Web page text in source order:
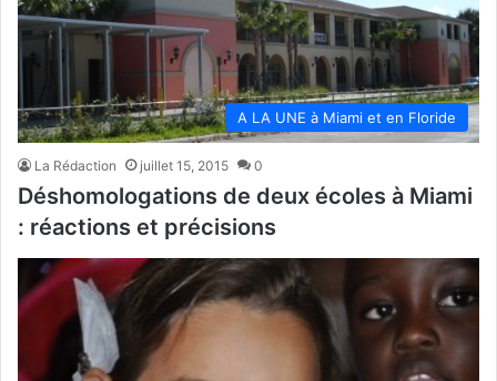
A LA UNE à Miami et en Floride
La Rédaction juillet 15, 2015 0
Déshomologations de deux écoles à Miami
: réactions et précisions